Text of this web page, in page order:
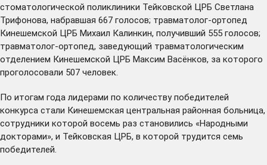
стоматологической поликлиники Тейковской ЦРБ Светлана
Трифонова, набравшая 667 голосов; травматолог-ортопед
Кинешемской ЦРБ Михаил Калинкин, получивший 555 голосов;
травматолог-ортопед, заведующий травматологическим
отделением Кинешемской ЦРБ Максим Васёнков, за которого
проголосовали 507 человек.
По итогам года лидерами по количеству победителей
конкурса стали Кинешемская центральная районная больница,
сотрудники которой восемь раз становились «Народными
докторами», и Тейковская ЦРБ, в которой трудится семь
победителей.